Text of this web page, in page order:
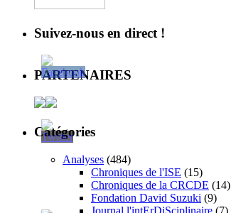
Suivez-nous en direct !
PARTENAIRES
Catégories
Analyses (484)
Chroniques de l'ISE (15)
Chroniques de la CRCDE (14)
Fondation David Suzuki (9)
Journal l'intErDiSciplinaire (7)